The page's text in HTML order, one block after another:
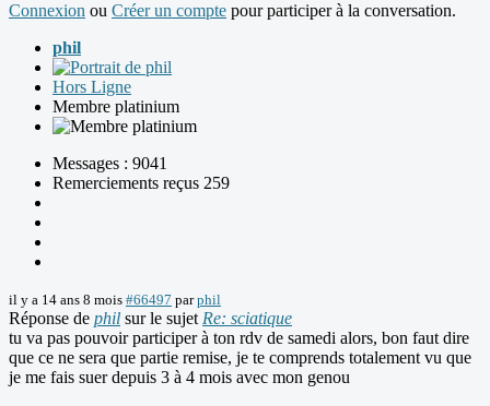
Connexion ou Créer un compte pour participer à la conversation.
phil
Hors Ligne
Membre platinium
Messages : 9041
Remerciements reçus 259
il y a 14 ans 8 mois #66497 parphil
Réponse de phil sur le sujet Re: sciatique
tu va pas pouvoir participer à ton rdv de samedi alors, bon faut dire
que ce ne sera que partie remise, je te comprends totalement vu que
je me fais suer depuis 3 à 4 mois avec mon genou